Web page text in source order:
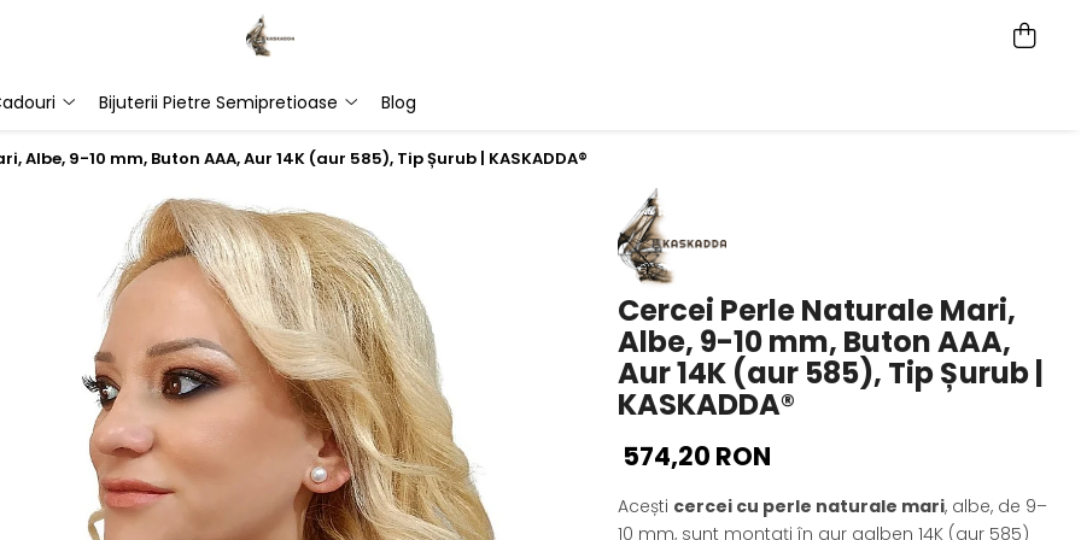
Bijuterii Pietre Semipretioase Blog
Albe, 9-10 mm, Buton AAA, Aur 14K (aur 585), Tip Șurub | KASKADDA®
Cercei Perle Naturale Mari,
Albe, 9-10 mm, Buton AAA,
Aur 14K (aur 585), Tip Șurub |
KASKADDA®
574,20 RON
Acești cercei cu perle naturale mari, albe, de 9–
10 mm, sunt montați în aur galben 14K (aur 585)